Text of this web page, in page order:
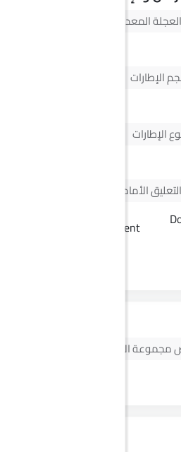
المعدنية
الإطارات
الإطارات
الأمامي
McPherson Independent
الأجهزة